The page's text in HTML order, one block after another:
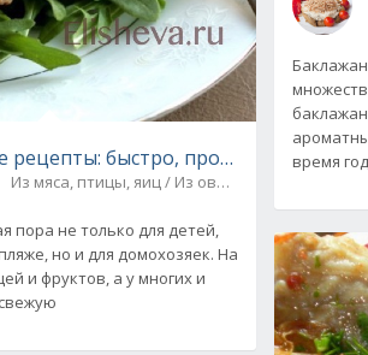
рецепты: быстро, просто и недорого
Из мяса, птицы, яиц / Из овощей, грибов,
пора не только для детей,
но и для домохозяек. На
и фруктов, а у многих и
время